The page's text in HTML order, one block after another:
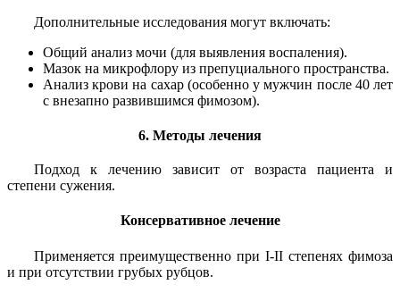
Дополнительные исследования могут включать:
Общий анализ мочи (для выявления воспаления).
Мазок на микрофлору из препуциального пространства.
Анализ крови на сахар (особенно у мужчин после 40 лет
с внезапно развившимся фимозом).
6. Методы лечения
Подход к лечению зависит от возраста пациента и
степени сужения.
Консервативное лечение
Применяется преимущественно при I-II степенях фимоза
и при отсутствии грубых рубцов.